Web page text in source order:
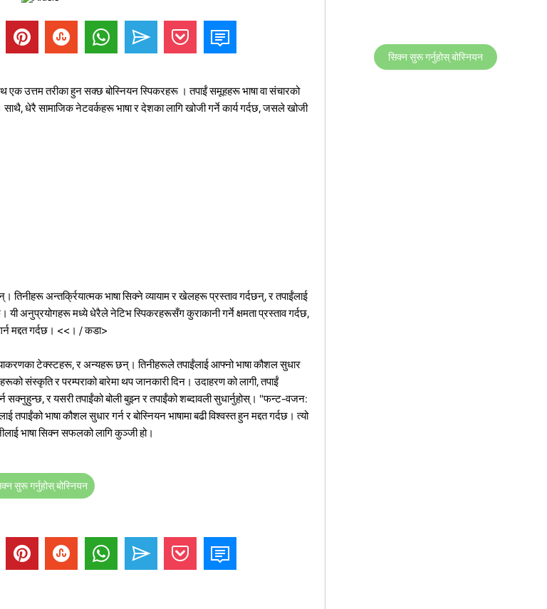
उत्तम तरीका हुन सक्छ बोस्नियन स्पिकरहरू । तपाईं समूहहरू भाषा वा संचारको
साथै, धेरै सामाजिक नेटवर्कहरू भाषा र देशका लागि खोजी गर्ने कार्य गर्दछ, जसले खोजी
अन्तर्क्रियात्मक भाषा सिक्ने व्यायाम र खेलहरू प्रस्ताव गर्दछन्, र तपाईंलाई
यी अनुप्रयोगहरू मध्ये धेरैले नेटिभ स्पिकरहरूसँग कुराकानी गर्ने क्षमता प्रस्ताव गर्दछ,
मद्दत गर्दछ। <<। / कडा>
टेक्स्टहरू, र अन्यहरू छन्। तिनीहरूले तपाईंलाई आफ्नो भाषा कौशल सुधार
संस्कृति र परम्पराको बारेमा थप जानकारी दिन। उदाहरण को लागी, तपाईं
सक्नुहुन्छ, र यसरी तपाईंको बोली बुझ्न र तपाईंको शब्दावली सुधार्नुहोस्। "फन्ट-वजन:
भाषा कौशल सुधार गर्न र बोस्नियन भाषामा बढी विश्वस्त हुन मद्दत गर्दछ। त्यो
भाषा सिक्न सफलको लागि कुञ्जी हो।
सुरू गर्नुहोस् बोस्नियन
सिक्न सुरू गर्नुहोस् बोस्नियन